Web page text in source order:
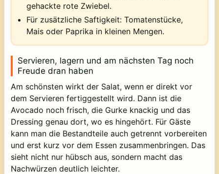
gehackte rote Zwiebel.
Für zusätzliche Saftigkeit: Tomatenstücke,
Mais oder Paprika in kleinen Mengen.
Servieren, lagern und am nächsten Tag noch
Freude dran haben
Am schönsten wirkt der Salat, wenn er direkt vor
dem Servieren fertiggestellt wird. Dann ist die
Avocado noch frisch, die Gurke knackig und das
Dressing genau dort, wo es hingehört. Für Gäste
kann man die Bestandteile auch getrennt vorbereiten
und erst kurz vor dem Essen zusammenbringen. Das
sieht nicht nur hübsch aus, sondern macht das
Nachwürzen deutlich leichter.